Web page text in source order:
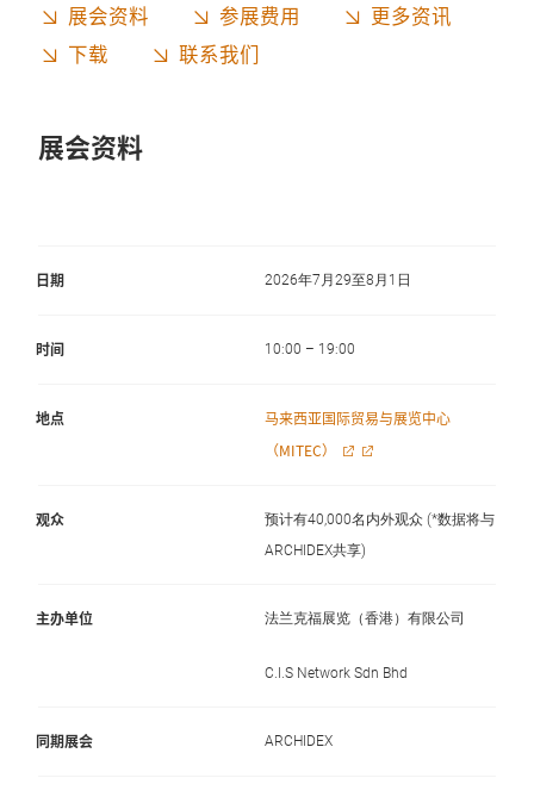
展会资料 参展费用
更多资讯
下载
联系我们
展会资料
日期
时间
地点
观众
主办单位
同期展会
2026年7月29至8月1日
10:00 – 19:00
马来西亚国际贸易与展览中心
（MITEC）
预计有40,000名内外观众 (*数据将与
ARCHIDEX共享)
法兰克福展览（香港）有限公司
C.I.S Network Sdn Bhd
ARCHIDEX